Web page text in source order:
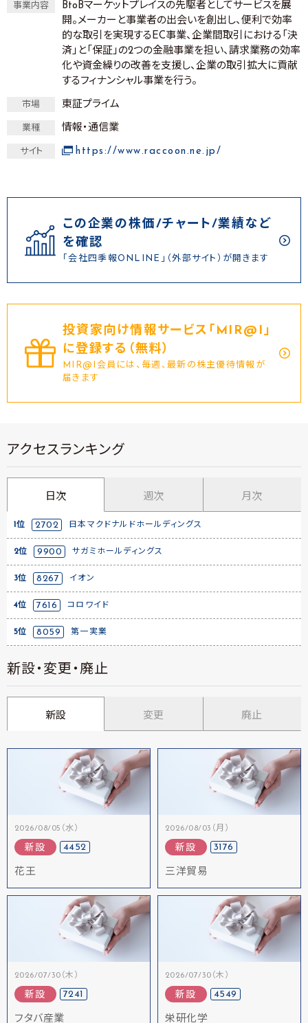
事業内容
BtoBマーケットプレイスの先駆者としてサービスを展
開。メーカーと事業者の出会いを創出し、便利で効率
的な取引を実現するEC事業、企業間取引における「決
済」と「保証」の2つの金融事業を担い、請求業務の効率
化や資金繰りの改善を支援し、企業の取引拡大に貢献
するフィナンシャル事業を行う。
市場 東証プライム
業種 情報・通信業
サイト https://www.raccoon.ne.jp/
この企業の株価/チャート/業績など
を確認
「会社四季報ONLINE」（外部サイト）が開きます
投資家向け情報サービス｢MIR@I｣
に登録する（無料）
MIR@I会員には、毎週、最新の株主優待情報が
届きます
アクセスランキング
日次 週次 月次
1位 2702 日本マクドナルドホールディングス
2位 9900 サガミホールディングス
3位 8267 イオン
4位 7616 コロワイド
5位 8059 第一実業
新設・変更・廃止
新設 変更 廃止
2026/08/05（水）
新設 4452
花王
2026/08/03（月）
新設 3176
三洋貿易
2026/07/30（木）
新設 7241
フタバ産業
2026/07/30（木）
新設 4549
栄研化学